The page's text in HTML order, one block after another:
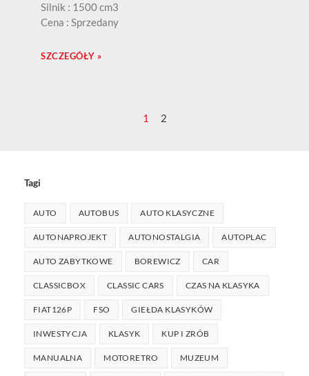
Silnik : 1500 cm3
Cena : Sprzedany
SZCZEGÓŁY »
1 2
Tagi
AUTO AUTOBUS AUTO KLASYCZNE
AUTONAPROJEKT AUTONOSTALGIA AUTOPLAC
AUTO ZABYTKOWE BOREWICZ CAR
CLASSICBOX CLASSIC CARS CZAS NA KLASYKA
FIAT126P FSO GIEŁDA KLASYKÓW
INWESTYCJA KLASYK KUP I ZRÓB
MANUALNA MOTORETRO MUZEUM